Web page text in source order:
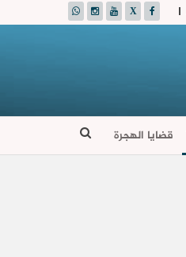
|
قضايا الهجرة